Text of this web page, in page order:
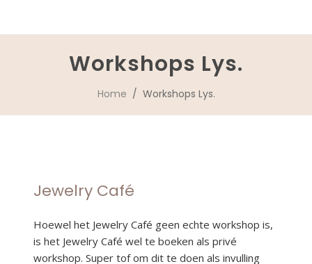
Workshops Lys.
Home / Workshops Lys.
Jewelry Café
Hoewel het Jewelry Café geen echte workshop is,
is het Jewelry Café wel te boeken als privé
workshop. Super tof om dit te doen als invulling